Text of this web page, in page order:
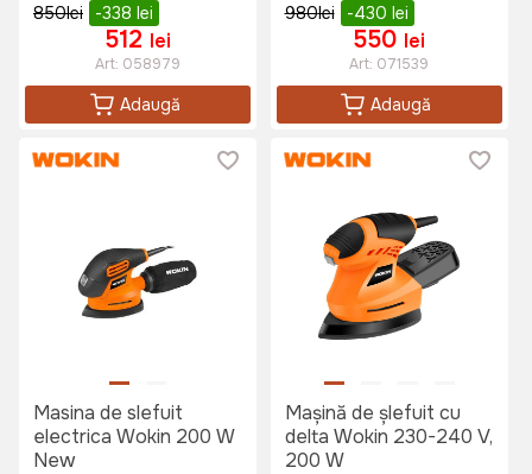
850lei -338 lei
512 lei
Art: 058979
Adaugă
980lei -430 lei
550 lei
Art: 071539
Adaugă
Masina de slefuit
electrica Wokin 200 W
New
Mașină de șlefuit cu
delta Wokin 230-240 V,
200 W